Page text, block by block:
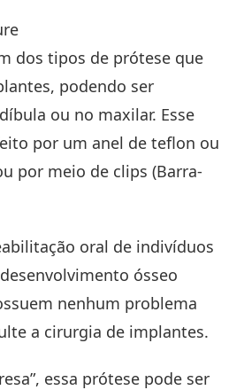
dos tipos de prótese que
podendo ser
ou no maxilar. Esse
por um anel de teflon ou
por meio de clips (Barra-
oral de indivíduos
ósseo
nenhum problema
a cirurgia de implantes.
essa prótese pode ser